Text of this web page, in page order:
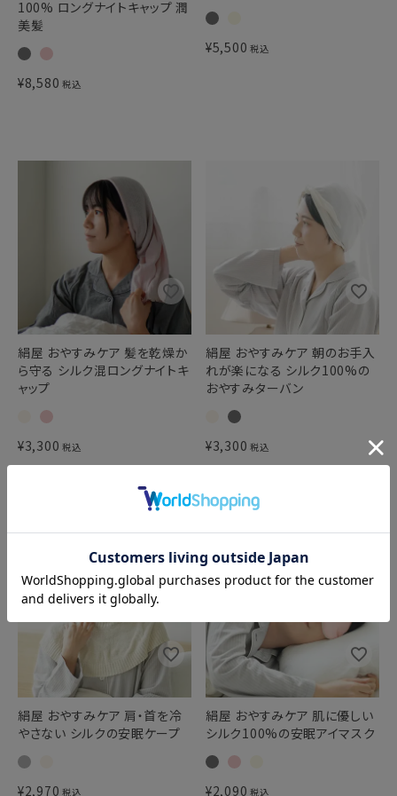
100% ロングナイトキャップ 潤
美髪
¥8,580 税込
¥5,500 税込
絹屋 おやすみケア 髪を乾燥か
ら守る シルク混ロングナイトキ
ャップ
¥3,300 税込
絹屋 おやすみケア 朝のお手入
れが楽になる シルク100%の
おやすみターバン
¥3,300 税込
絹屋 おやすみケア 肩・首を冷
やさない シルクの安眠ケープ
¥2,970 税込
絹屋 おやすみケア 肌に優しい
シルク100%の安眠アイマスク
¥2,090 税込